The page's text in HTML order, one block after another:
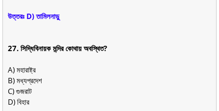
উত্তরঃ D) তামিলনাড়ু
27. সিদ্ধিবিনায়ক মন্দির কোথায় অবস্থিত?
A) মহারাষ্ট্র
B) মধ্যপ্রদেশ
C) গুজরাট
D) বিহার